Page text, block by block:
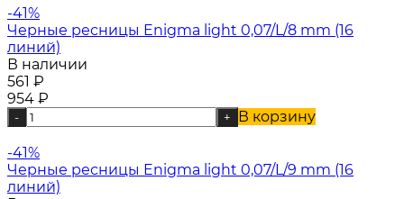
-41%
Черные ресницы Enigma light 0,07/L/8 mm (16
линий)
В наличии
561 ₽
954 ₽
- + В корзину
-41%
Черные ресницы Enigma light 0,07/L/9 mm (16
линий)